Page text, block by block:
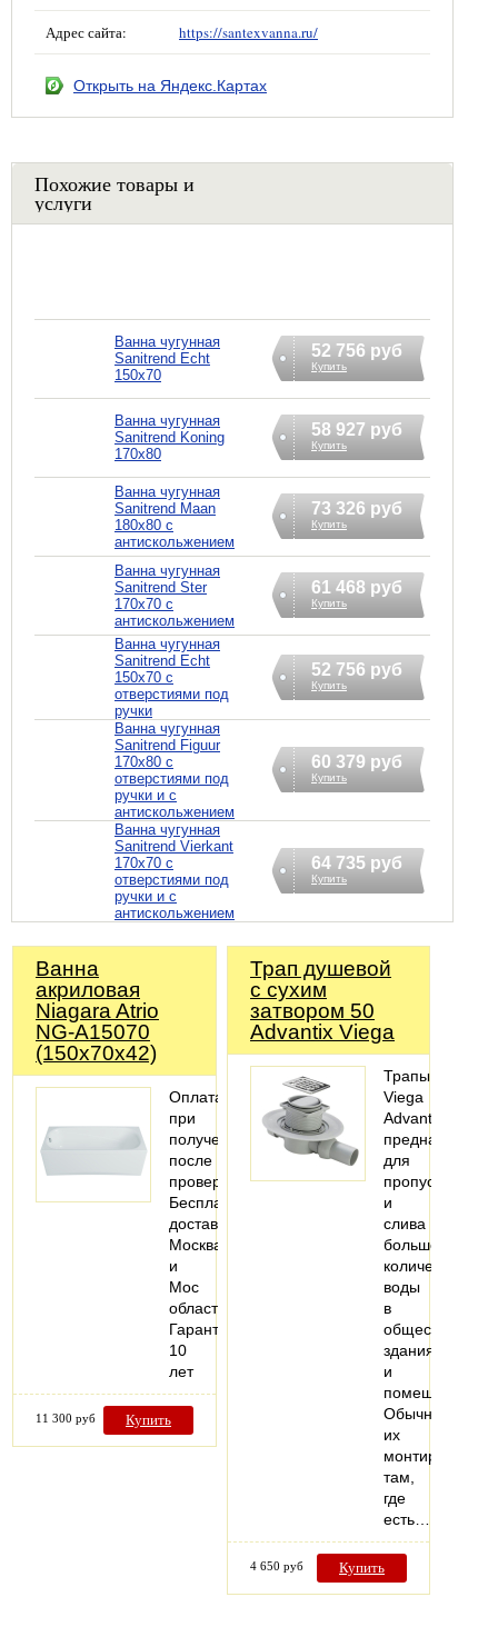
Адрес сайта: https://santexvanna.ru/
Открыть на Яндекс.Картах
Похожие товары и
услуги
Ванна чугунная
Sanitrend Echt
150х70
52 756 руб
Купить
Ванна чугунная
Sanitrend Koning
170х80
58 927 руб
Купить
Ванна чугунная
Sanitrend Maan
180х80 с
антискольжением
73 326 руб
Купить
Ванна чугунная
Sanitrend Ster
170х70 с
антискольжением
61 468 руб
Купить
Ванна чугунная
Sanitrend Echt
150х70 с
отверстиями под
ручки
52 756 руб
Купить
Ванна чугунная
Sanitrend Figuur
170х80 с
отверстиями под
ручки и с
антискольжением
60 379 руб
Купить
Ванна чугунная
Sanitrend Vierkant
170х70 с
отверстиями под
ручки и с
антискольжением
64 735 руб
Купить
Ванна
акриловая
Niagara Atrio
NG-A15070
(150х70х42)
Оплата
при
получении
после
проверки
Бесплатная
доставка
Москва
и
Мос
область
Гарантия
10
лет
11 300 руб Купить
Трап душевой
с сухим
затвором 50
Advantix Viega
Трапы
Viega
Advantix
предназначены
для
пропуска
и
слива
большого
количества
воды
в
общественных
зданиях
и
помещениях.
Обычно
их
монтируют
там,
где
есть…
4 650 руб Купить